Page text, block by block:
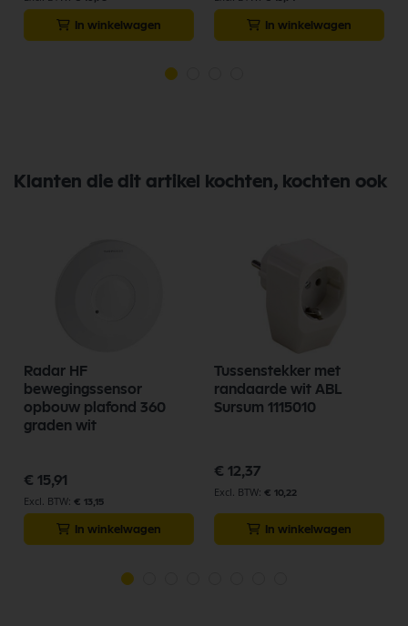
In winkelwagen In winkelwagen
Klanten die dit artikel kochten, kochten ook
Radar HF
bewegingssensor
opbouw plafond 360
graden wit
€ 15,91
€ 13,15
In winkelwagen
Tussenstekker met
randaarde wit ABL
Sursum 1115010
€ 12,37
€ 10,22
In winkelwagen